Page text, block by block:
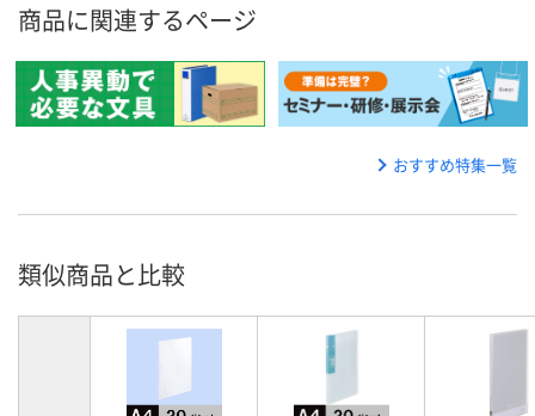
商品に関連するページ
おすすめ特集一覧
類似商品と比較